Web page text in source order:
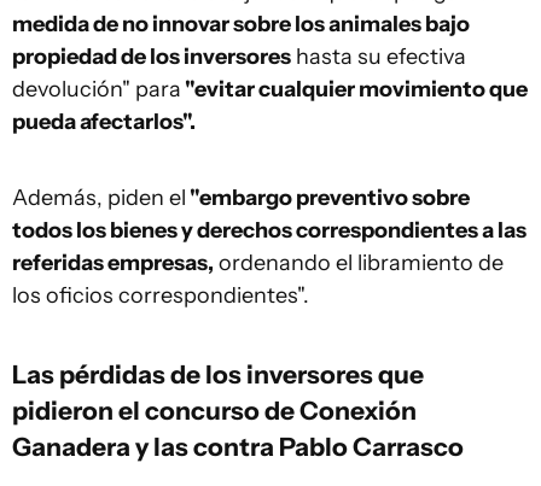
medida de no innovar sobre los animales bajo
propiedad de los inversores hasta su efectiva
devolución" para "evitar cualquier movimiento que
pueda afectarlos".
Además, piden el "embargo preventivo sobre
todos los bienes y derechos correspondientes a las
referidas empresas, ordenando el libramiento de
los oficios correspondientes".
Las pérdidas de los inversores que
pidieron el concurso de Conexión
Ganadera y las contra Pablo Carrasco